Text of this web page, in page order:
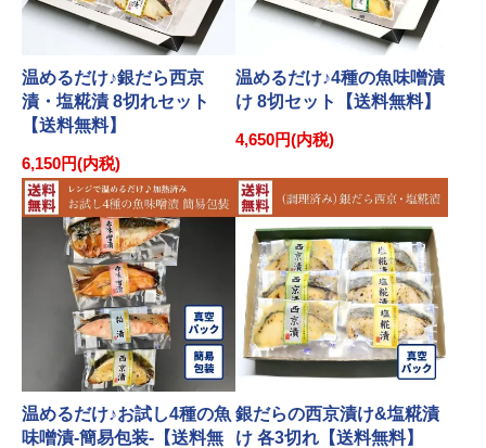
温めるだけ♪銀だら西京
漬・塩糀漬 8切れセット
【送料無料】
6,150円(内税)
温めるだけ♪4種の魚味噌漬
け 8切セット【送料無料】
4,650円(内税)
温めるだけ♪お試し4種の魚
味噌漬-簡易包装-【送料無
銀だらの西京漬け&塩糀漬
け 各3切れ【送料無料】